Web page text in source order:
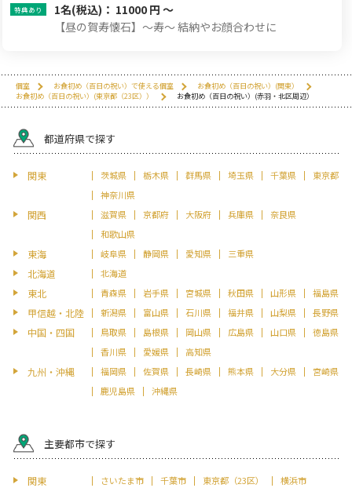
1名(税込)： 11000 円 ～
【昼の賀寿懐石】～寿～ 結納やお顔合わせに
個室 お食初め（百日の祝い）で使える個室
お食初め（百日の祝い）(関東）
お食初め（百日の祝い）(東京都（23区））
お食初め（百日の祝い）(赤羽・北区周辺）
都道府県で探す
関東 茨城県 栃木県 群馬県 埼玉県 千葉県
東京都
神奈川県
関西 滋賀県 京都府 大阪府 兵庫県
奈良県
和歌山県
東海 岐阜県 静岡県 愛知県 三重県
北海道 北海道
東北 青森県 岩手県 宮城県 秋田県 山形県 福島県
甲信越・北陸 新潟県 富山県 石川県 福井県 山梨県 長野県
中国・四国 鳥取県 島根県 岡山県 広島県 山口県
徳島県
香川県
愛媛県 高知県
九州・沖縄 福岡県 佐賀県 長崎県 熊本県 大分県
宮崎県
鹿児島県
沖縄県
主要都市で探す
関東 さいたま市 千葉市 東京都（23区）
横浜市